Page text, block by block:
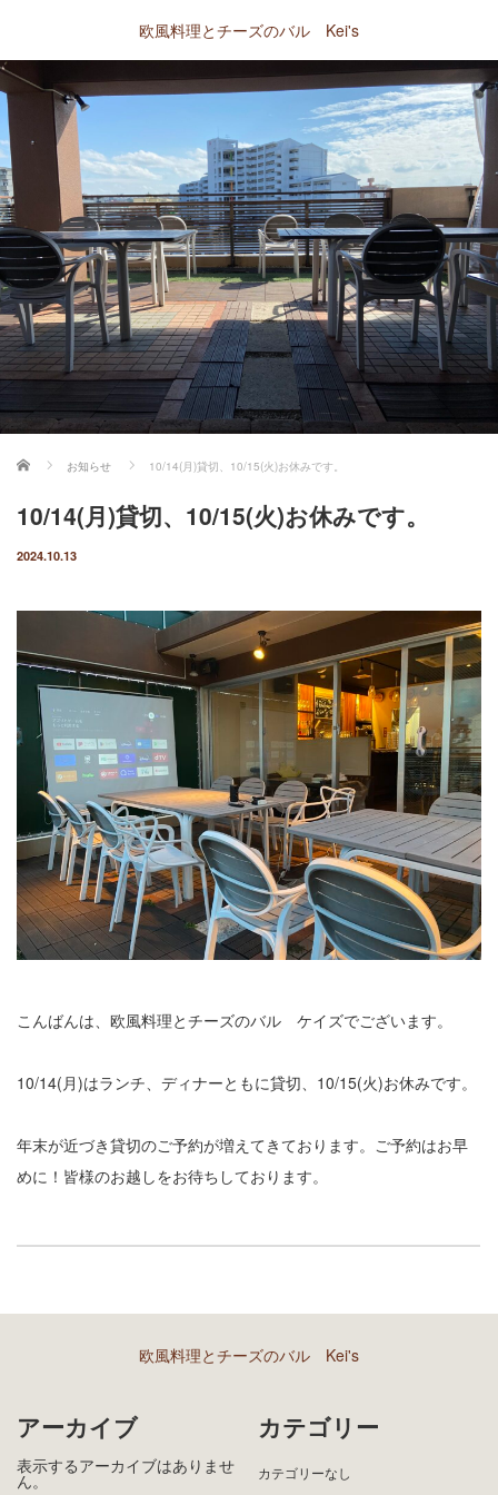
欧風料理とチーズのバル Kei's
ホーム お知らせ 10/14(月)貸切、10/15(火)お休みです。
10/14(月)貸切、10/15(火)お休みです。
2024.10.13
こんばんは、欧風料理とチーズのバル ケイズでございます。
10/14(月)はランチ、ディナーともに貸切、10/15(火)お休みです。
年末が近づき貸切のご予約が増えてきております。ご予約はお早
めに！皆様のお越しをお待ちしております。
欧風料理とチーズのバル Kei's
アーカイブ
表示するアーカイブはありませ
ん。
カテゴリー
カテゴリーなし